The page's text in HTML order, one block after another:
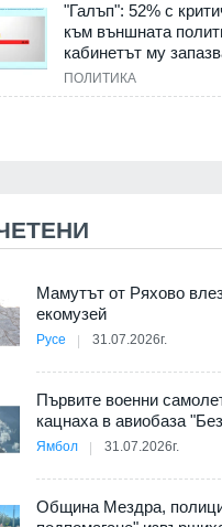
"Галъп": 52% с
към външната
кабинетът му
ПОЛИТИКА
Мамутът от Ряхово
екомузей
Русе 31.07.2026г.
Първите военни
кацнаха в авиобаза
Ямбол 31.07.2026г.
Община Мездра,